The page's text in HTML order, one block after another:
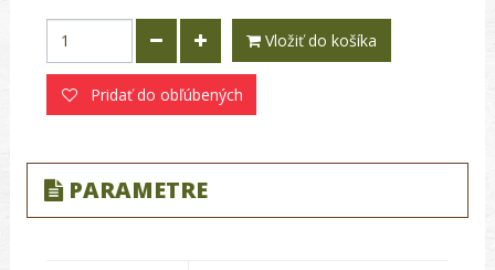
Vložiť do košíka
Pridať do obľúbených
PARAMETRE